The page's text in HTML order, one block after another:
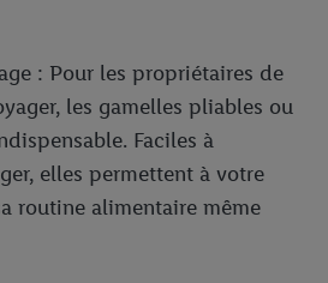
: Pour les propriétaires de
les gamelles pliables ou
Faciles à
elles permettent à votre
routine alimentaire même
personnalisées. À cette fin,
ou identifiants qui vous sont
S.A.
les publicités liées au reciblage,
pour des produits pour lesquels vous
exemple en plaçant le produit dans
sans procéder à l’achat) peuvent
plusieurs apppareils et plusieurs